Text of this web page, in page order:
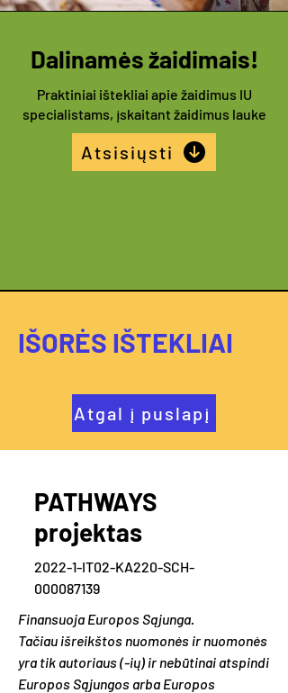
Dalinamės žaidimais!
Praktiniai ištekliai apie žaidimus IU
specialistams, įskaitant žaidimus lauke
Atsisiųsti
IŠORĖS IŠTEKLIAI
Atgal į puslapį
PATHWAYS
projektas
2022-1-IT02-KA220-SCH-
000087139
Finansuoja Europos Sąjunga.
Tačiau išreikštos nuomonės ir nuomonės
yra tik autoriaus (-ių) ir nebūtinai atspindi
Europos Sąjungos arba Europos